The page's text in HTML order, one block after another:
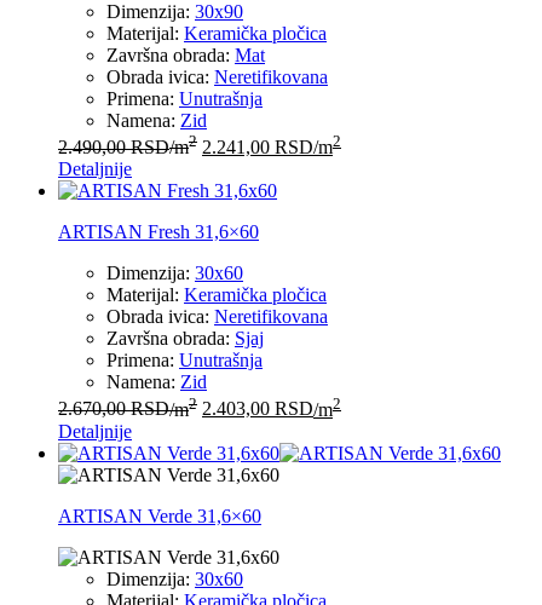
Dimenzija: 30x90
Materijal: Keramička pločica
Završna obrada: Mat
Obrada ivica: Neretifikovana
Primena: Unutrašnja
Namena: Zid
2.490,00RSD/m2 2.241,00 RSD/m2
Detaljnije
ARTISAN Fresh 31,6×60
Dimenzija: 30x60
Materijal: Keramička pločica
Obrada ivica: Neretifikovana
Završna obrada: Sjaj
Primena: Unutrašnja
Namena: Zid
2.670,00RSD/m2 2.403,00 RSD/m2
Detaljnije
ARTISAN Verde 31,6×60
Dimenzija: 30x60
Materijal: Keramička pločica